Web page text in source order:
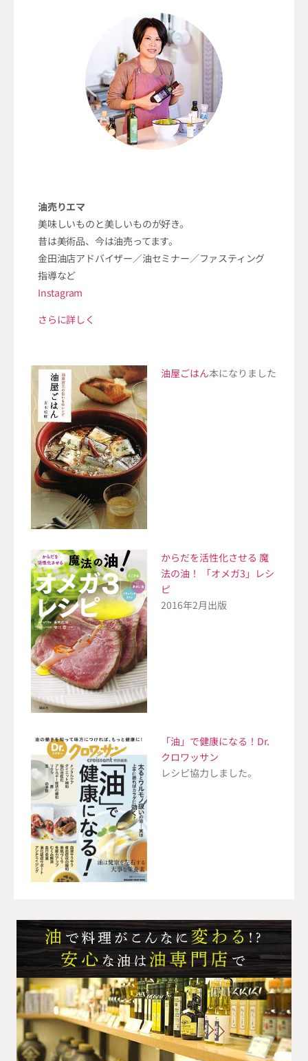
油売りエマ
美味しいものと美しいものが好き。
昔は美術品、今は油売ってます。
金田油店アドバイザー／油セミナー／ファスティング
指導など
Instagram
さらに詳しく
油屋ごはん本になりました
からだを活性化させる 魔
法の油！ 「オメガ3」レシ
ピ
2016年2月出版
「油」で健康になる！Dr.
クロワッサン
レシピ協力しました。